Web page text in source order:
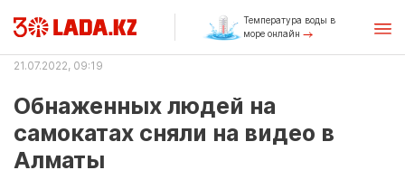
Температура воды в
море онлайн
21.07.2022, 09:19
Обнаженных людей на
самокатах сняли на видео в
Алматы